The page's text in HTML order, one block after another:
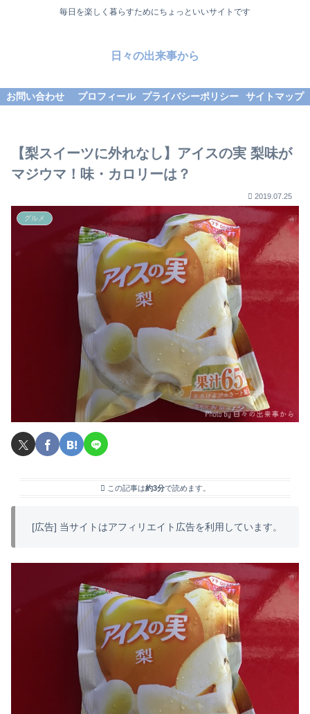
毎日を楽しく暮らすためにちょっといいサイトです
日々の出来事から
お問い合わせ プロフィール プライバシーポリシー サイトマップ
【梨スイーツに外れなし】アイスの実 梨味が
マジウマ！味・カロリーは？
2019.07.25
グルメ
この記事は約3分で読めます。
[広告] 当サイトはアフィリエイト広告を利用しています。